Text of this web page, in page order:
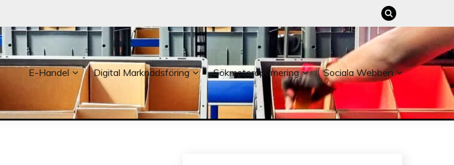
E-Handel Digital Marknadsföring Sökmotoroptimering Sociala Webben